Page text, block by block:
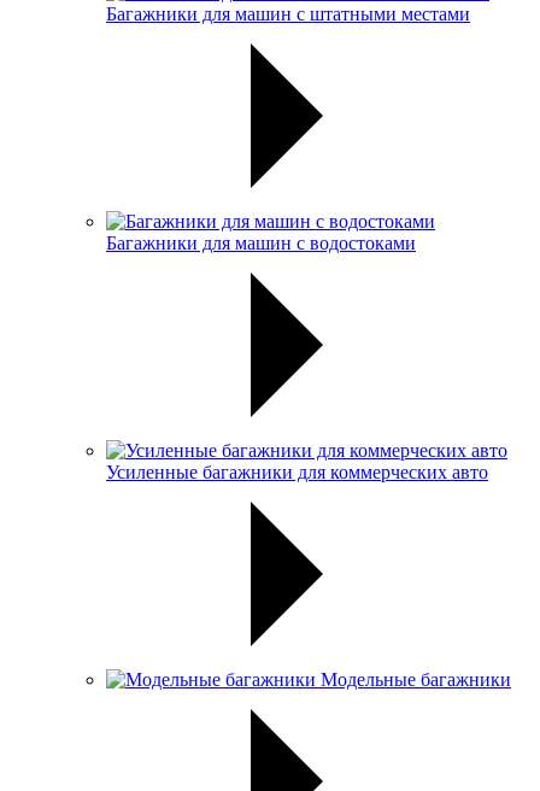
Багажники для машин с штатными местами
Багажники для машин с водостоками
Усиленные багажники для коммерческих авто
Модельные багажники